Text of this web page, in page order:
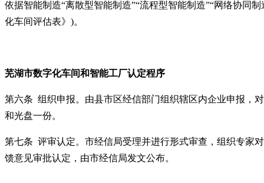
依据智能制造“离散型智能制造”“流程型智能制造”“网络协同
化车间评估表》)。
芜湖市数字化车间和智能工厂认定程序
第六条 组织申报。由县市区经信部门组织辖区内企业申报，
和光盘一份。
第七条 评审认定。市经信局受理并进行形式审查，组织专家
馈意见审批认定，由市经信局发文公布。